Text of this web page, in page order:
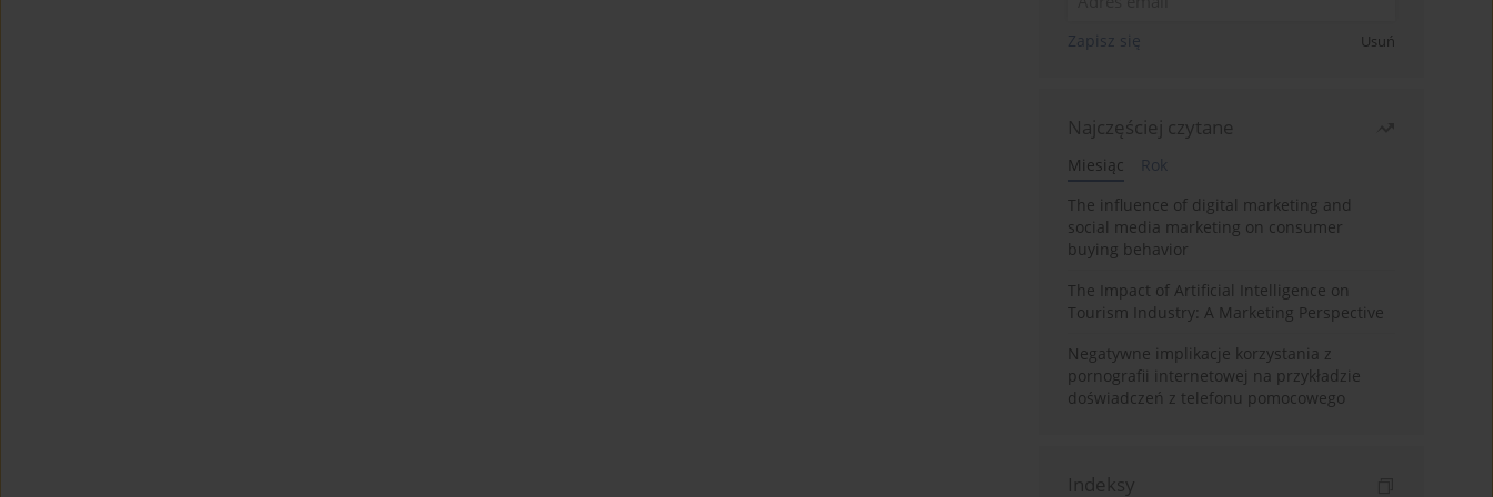
Zapisz się Usuń
Najczęściej czytane
Miesiąc
Rok
The influence of digital marketing and
social media marketing on consumer
buying behavior
The Impact of Artificial Intelligence on
Tourism Industry: A Marketing Perspective
Negatywne implikacje korzystania z
pornografii internetowej na przykładzie
doświadczeń z telefonu pomocowego
Indeksy